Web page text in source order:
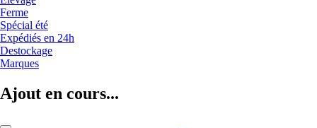
Ferme
Spécial été
Expédiés en 24h
Destockage
Marques
Ajout en cours...